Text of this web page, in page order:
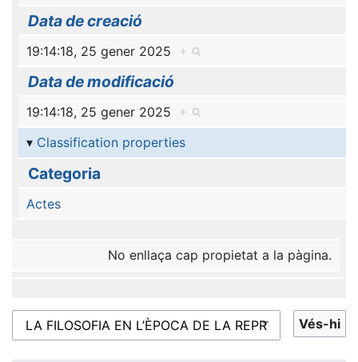
Data de creació
19:14:18, 25 gener 2025 +
Data de modificació
19:14:18, 25 gener 2025
+
Classification properties
Categoria
Actes
No enllaça cap propietat a la pàgina.